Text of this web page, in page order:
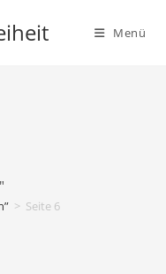
Menü
> Seite 6